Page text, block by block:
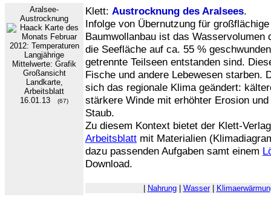
Aralsee-
Austrocknung
Landkarte,
Arbeitsblatt
16.01.13
(67)
Klett: Austrocknung des Aralsees.
Infolge von Übernutzung für
Baumwollanbau ist das Wasservolumen
die Seefläche auf ca. 55 %
getrennte Teilseen entstanden sind.
Fische und andere Lebewesen starben.
sich das regionale Klima geändert:
stärkere Winde mit erhöhter Erosion
Staub.
Zu diesem Kontext bietet der Klett-
Arbeitsblatt mit Materialien
dazu passenden Aufgaben samt einem
Download.
Nahrung| Wasser|